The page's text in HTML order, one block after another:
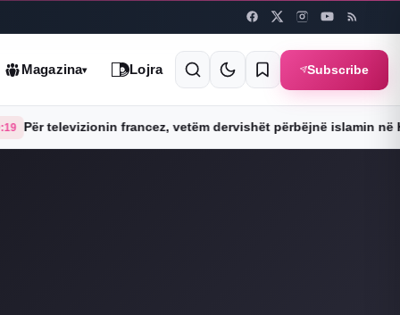
Magazina▾ Lojra Subscribe
francez, vetëm dervishët përbëjnë islamin në Kosovë (Foto)